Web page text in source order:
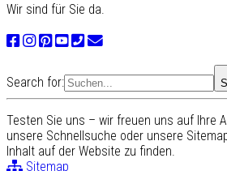
Wir sind für Sie da.
Search for:
Testen Sie uns – wir freuen uns auf Ihre
unsere Schnellsuche oder unsere
Inhalt auf der Website zu finden.
Sitemap